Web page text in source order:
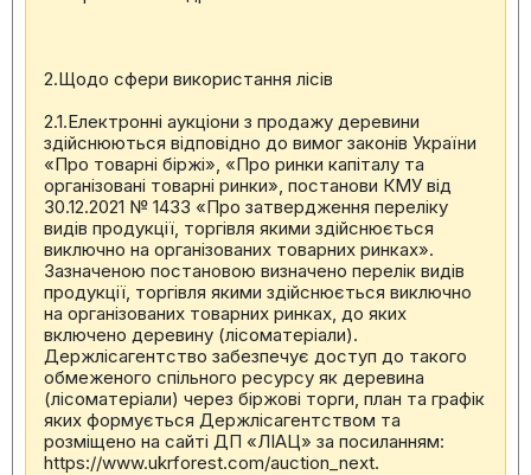
2.Щодо сфери використання лісів
2.1.Електронні аукціони з продажу деревини
здійснюються відповідно до вимог законів України
«Про товарні біржі», «Про ринки капіталу та
організовані товарні ринки», постанови КМУ від
30.12.2021 № 1433 «Про затвердження переліку
видів продукції, торгівля якими здійснюється
виключно на організованих товарних ринках».
Зазначеною постановою визначено перелік видів
продукції, торгівля якими здійснюється виключно
на організованих товарних ринках, до яких
включено деревину (лісоматеріали).
Держлісагентство забезпечує доступ до такого
обмеженого спільного ресурсу як деревина
(лісоматеріали) через біржові торги, план та графік
яких формується Держлісагентством та
розміщено на сайті ДП «ЛІАЦ» за посиланням:
https://www.ukrforest.com/auction_next.